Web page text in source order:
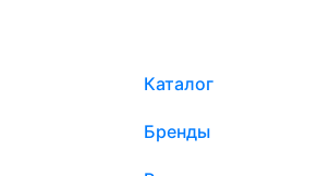
Каталог
Бренды